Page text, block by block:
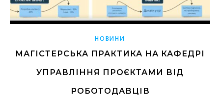
НОВИНИ
МАГІСТЕРСЬКА ПРАКТИКА НА КАФЕДРІ
УПРАВЛІННЯ ПРОЄКТАМИ ВІД
РОБОТОДАВЦІВ